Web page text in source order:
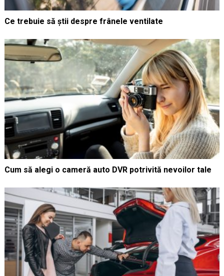
Ce trebuie să știi despre frânele ventilate
Cum să alegi o cameră auto DVR potrivită nevoilor tale